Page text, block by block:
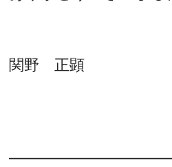
関野 正顕